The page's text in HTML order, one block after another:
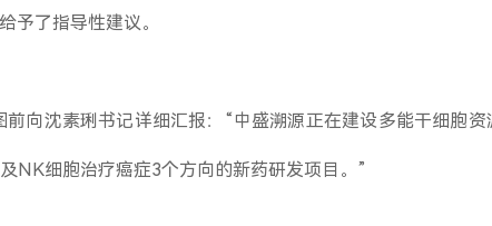
予了指导性建议。
向沈素琍书记详细汇报：“中盛溯源正在建设多能干细胞
NK细胞治疗癌症3个方向的新药研发项目。”